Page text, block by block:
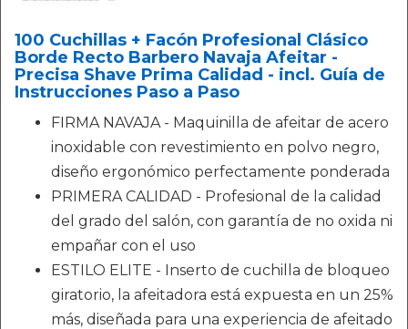
100 Cuchillas + Facón Profesional Clásico
Borde Recto Barbero Navaja Afeitar -
Precisa Shave Prima Calidad - incl. Guía de
Instrucciones Paso a Paso
FIRMA NAVAJA - Maquinilla de afeitar de acero
inoxidable con revestimiento en polvo negro,
diseño ergonómico perfectamente ponderada
PRIMERA CALIDAD - Profesional de la calidad
del grado del salón, con garantía de no oxida ni
empañar con el uso
ESTILO ELITE - Inserto de cuchilla de bloqueo
giratorio, la afeitadora está expuesta en un 25%
más, diseñada para una experiencia de afeitado